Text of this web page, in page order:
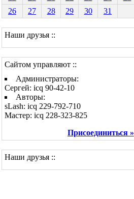
26
27 28 29 30 31
Наши друзья ::
Сайтом управляют ::
Администраторы:
Сергей: icq 90-42-10
Авторы:
sLash: icq 229-792-710
Мастер: icq 228-323-825
Присоединиться »
Наши друзья ::